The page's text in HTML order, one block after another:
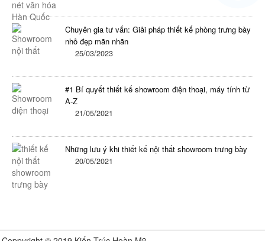
Chuyên gia tư vấn: Giải pháp thiết kế phòng trưng bày
nhỏ đẹp mãn nhãn
25/03/2023
#1 Bí quyết thiết kế showroom điện thoại, máy tính từ
A-Z
21/05/2021
Những lưu ý khi thiết kế nội thất showroom trưng bày
20/05/2021